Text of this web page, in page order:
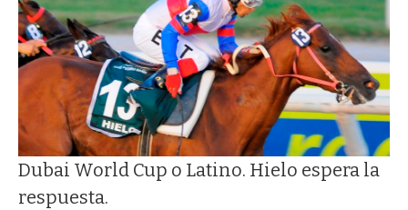
Dubai World Cup o Latino. Hielo espera la
respuesta.